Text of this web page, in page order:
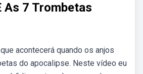
As 7 Trombetas
acontecerá quando os anjos
do apocalipse. Neste vídeo eu